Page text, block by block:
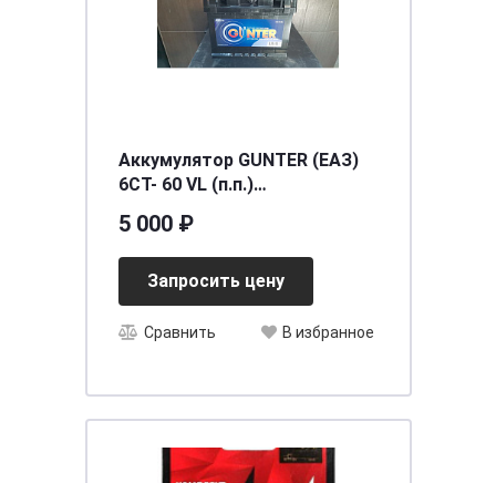
Аккумулятор GUNTER (ЕАЗ)
6СТ- 60 VL (п.п.)
[L2]
5 000 ₽
Запросить цену
Сравнить В избранное